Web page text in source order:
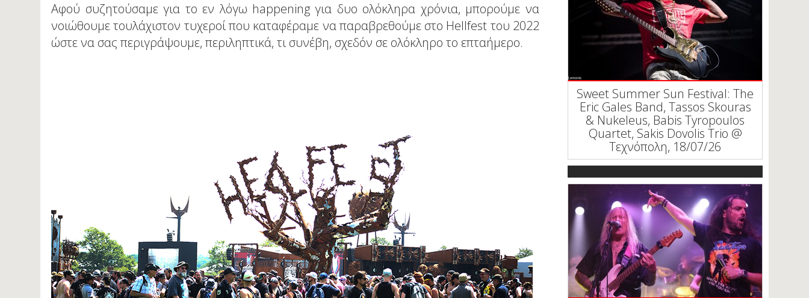
Αφού συζητούσαμε για το εν λόγω happening για δυο ολόκληρα χρόνια, μπορούμε να
νοιώθουμε τουλάχιστον τυχεροί που καταφέραμε να παραβρεθούμε στο Hellfest του 2022
ώστε να σας περιγράψουμε, περιληπτικά, τι συνέβη, σχεδόν σε ολόκληρο το επταήμερο.
Sweet Summer Sun Festival: The
Eric Gales Band, Tassos Skouras
& Nukeleus, Babis Tyropoulos
Quartet, Sakis Dovolis Trio @
Τεχνόπολη, 18/07/26